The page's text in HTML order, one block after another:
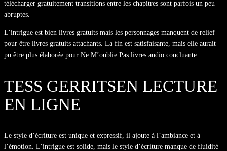
télécharger gratuitement transitions entre les chapitres sont parfois un peu
abruptes.
L’intrigue est bien livres gratuits mais les personnages manquent de relief
pour être livres gratuits attachants. La fin est satisfaisante, mais elle aurait
pu être plus élaborée pour Ne M’oublie Pas livres audio concluante.
TESS GERRITSEN LECTURE
EN LIGNE
Le style d’écriture est unique et expressif, il ajoute à l’ambiance et à
l’émotion. L’intrigue est solide, mais le style d’écriture manque de fluidité